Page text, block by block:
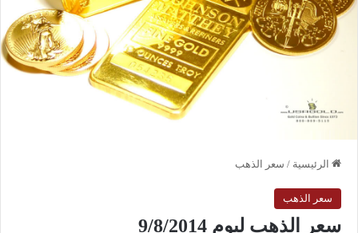
الرئيسية / سعر الذهب
سعر الذهب
سعر الذهب ليوم 9/8/2014